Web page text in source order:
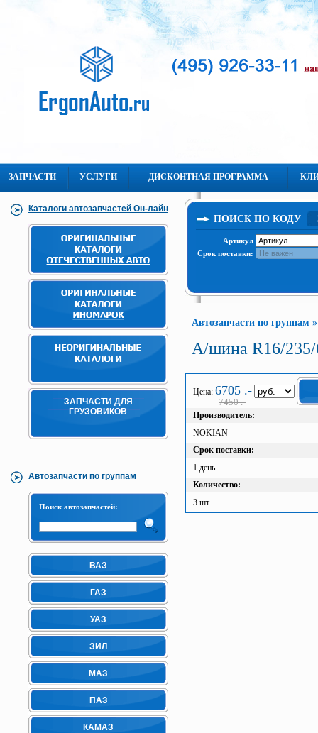
ЗАПЧАСТИ УСЛУГИ ДИСКОНТНАЯ ПРОГРАММА
Каталоги автозапчастей Он-лайн
ЗАПЧАСТИ ДЛЯ
ГРУЗОВИКОВ
Автозапчасти по группам
Поиск автозапчастей:
ВАЗ
ГАЗ
УАЗ
ЗИЛ
МАЗ
ПАЗ
КАМАЗ
ПОИСК ПО КОДУ
Артикул
Срок поставки:
Автозапчасти по группам
А/шина R16/
Цена: 6705 .-
7450 .-
Производитель:
NOKIAN
Срок поставки:
1 день
Количество:
3 шт